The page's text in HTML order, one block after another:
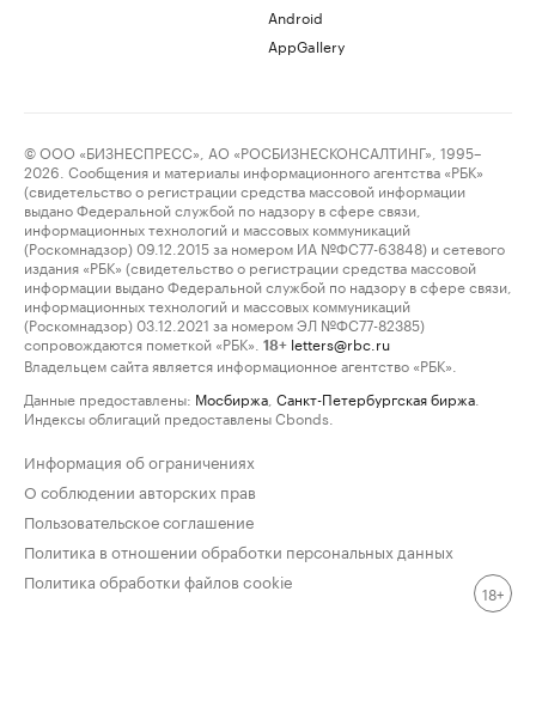
Android
AppGallery
© ООО «БИЗНЕСПРЕСС», АО «РОСБИЗНЕСКОНСАЛТИНГ», 1995–
2026. Сообщения и материалы информационного агентства «РБК»
(свидетельство о регистрации средства массовой информации
выдано Федеральной службой по надзору в сфере связи,
информационных технологий и массовых коммуникаций
(Роскомнадзор) 09.12.2015 за номером ИА №ФС77-63848) и сетевого
издания «РБК» (свидетельство о регистрации средства массовой
информации выдано Федеральной службой по надзору в сфере связи,
информационных технологий и массовых коммуникаций
(Роскомнадзор) 03.12.2021 за номером ЭЛ №ФС77-82385)
сопровождаются пометкой «РБК».
18+ letters@rbc.ru
Владельцем сайта является информационное агентство «РБК».
Данные предоставлены: Мосбиржа Санкт-Петербургская биржа
Индексы облигаций предоставлены Cbonds.
Информация об ограничениях
О соблюдении авторских прав
Пользовательское соглашение
Политика в отношении обработки персональных данных
Политика обработки файлов cookie
18+